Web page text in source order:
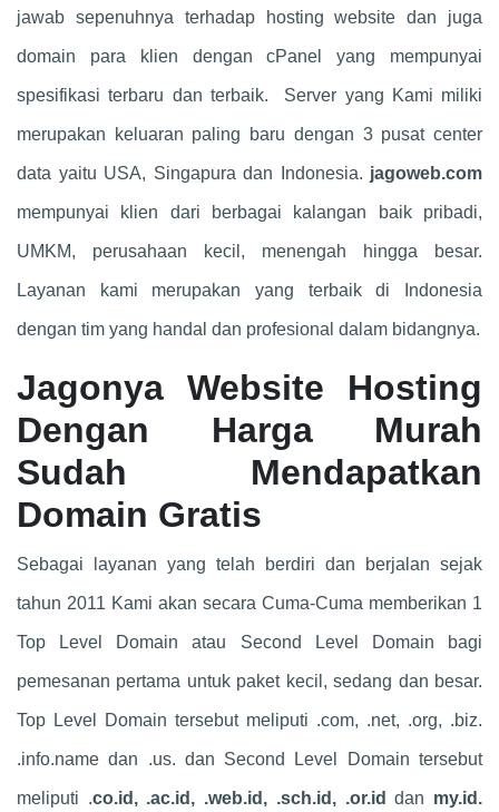
jawab sepenuhnya terhadap hosting website dan juga
domain para klien dengan cPanel yang mempunyai
spesifikasi terbaru dan terbaik. Server yang Kami miliki
merupakan keluaran paling baru dengan 3 pusat center
data yaitu USA, Singapura dan Indonesia. jagoweb.com
mempunyai klien dari berbagai kalangan baik pribadi,
UMKM, perusahaan kecil, menengah hingga besar.
Layanan kami merupakan yang terbaik di Indonesia
dengan tim yang handal dan profesional dalam bidangnya.
Jagonya Website Hosting
Dengan Harga Murah
Sudah Mendapatkan
Domain Gratis
Sebagai layanan yang telah berdiri dan berjalan sejak
tahun 2011 Kami akan secara Cuma-Cuma memberikan 1
Top Level Domain atau Second Level Domain bagi
pemesanan pertama untuk paket kecil, sedang dan besar.
Top Level Domain tersebut meliputi .com, .net, .org, .biz.
.info.name dan .us. dan Second Level Domain tersebut
meliputi .co.id, .ac.id, .web.id, .sch.id, .or.id dan my.id.